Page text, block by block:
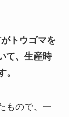
トウゴマを
て、生産時
。
もので、一